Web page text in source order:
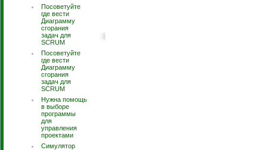
Посоветуйте
где вести
Диаграмму
сгорания
задач для
SCRUM
Посоветуйте
где вести
Диаграмму
сгорания
задач для
SCRUM
Нужна помощь
в выборе
программы
для
управления
проектами
Симулятор